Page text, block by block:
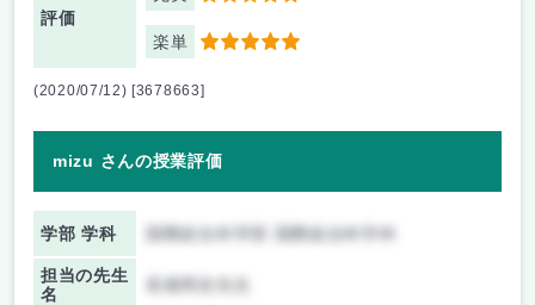
評価
楽単 5
(2020/07/12) [3678663]
mizu さんの授業評価
学部 学科 国際総合科学部 国際総合科学科
担当の先生
名